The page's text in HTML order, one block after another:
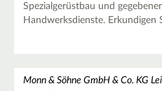
Spezialgerüstbau und
Handwerksdienste. Erkundigen
Monn & Söhne GmbH & Co. KG